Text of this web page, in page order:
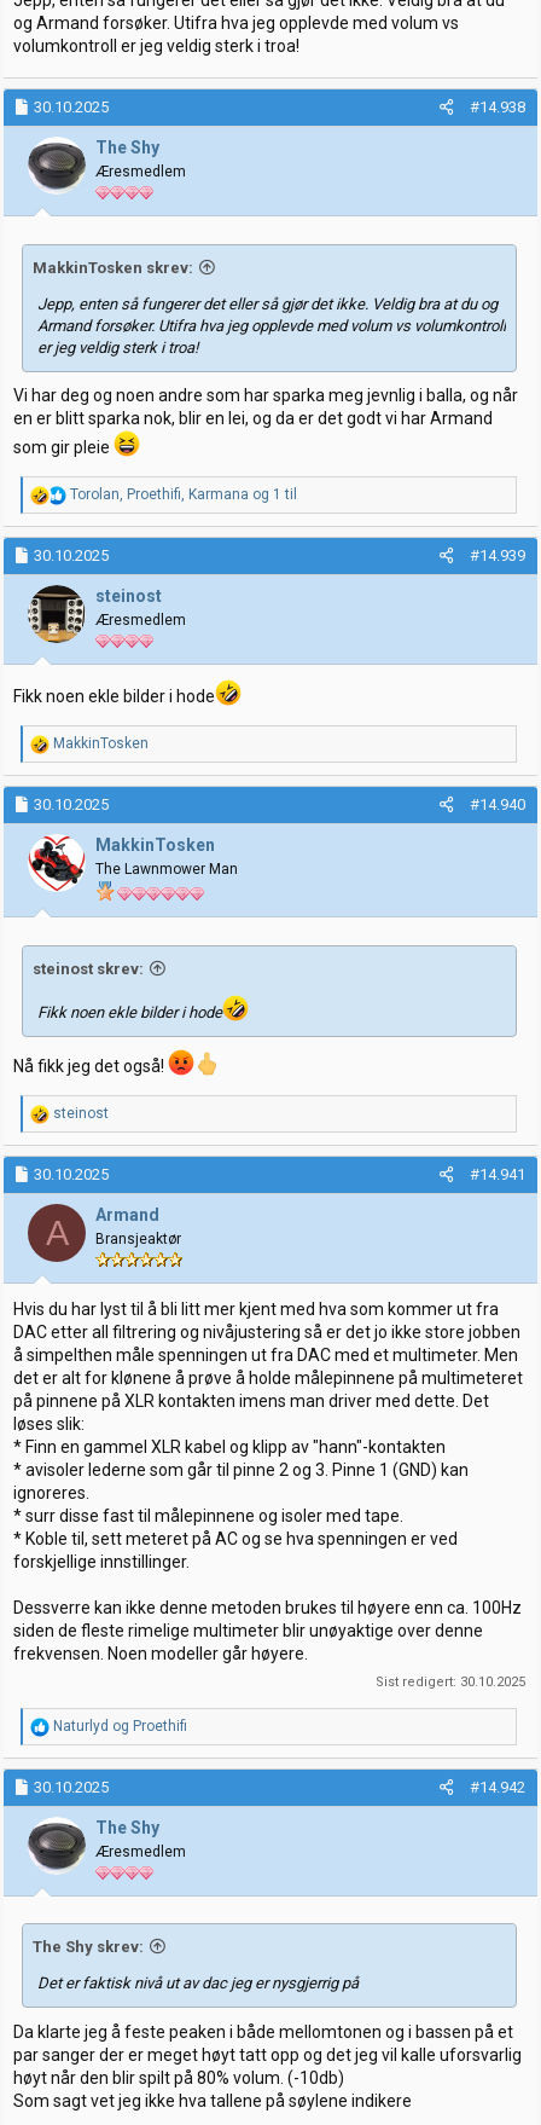
og Armand forsøker. Utifra hva jeg opplevde med volum vs
volumkontroll er jeg veldig sterk i troa!
30.10.2025 #14.938
The Shy
Æresmedlem
MakkinTosken skrev:
Jepp, enten så fungerer det eller så gjør det ikke. Veldig bra at du og
Armand forsøker. Utifra hva jeg opplevde med volum vs volumkontroll
er jeg veldig sterk i troa!
Vi har deg og noen andre som har sparka meg jevnlig i balla, og når
en er blitt sparka nok, blir en lei, og da er det godt vi har Armand
som gir pleie
R
e
a
k
s
j
o
n
r
Torolan, Proethifi, Karmana og 1 til
30.10.2025 #14.939
steinost
Æresmedlem
Fikk noen ekle bilder i hode
R
e
a
k
s
j
o
n
e
r
MakkinTosken
30.10.2025 #14.940
MakkinTosken
The Lawnmower Man
steinost skrev:
Fikk noen ekle bilder i hode
Nå fikk jeg det også!
R
e
a
k
s
j
o
e
r
:
steinost
30.10.2025 #14.941
A Armand
Bransjeaktør
Hvis du har lyst til å bli litt mer kjent med hva som kommer ut fra
DAC etter all filtrering og nivåjustering så er det jo ikke store jobben
å simpelthen måle spenningen ut fra DAC med et multimeter. Men
det er alt for klønene å prøve å holde målepinnene på multimeteret
på pinnene på XLR kontakten imens man driver med dette. Det
løses slik:
* Finn en gammel XLR kabel og klipp av "hann"-kontakten
* avisoler lederne som går til pinne 2 og 3. Pinne 1 (GND) kan
ignoreres.
* surr disse fast til målepinnene og isoler med tape.
* Koble til, sett meteret på AC og se hva spenningen er ved
forskjellige innstillinger.
Dessverre kan ikke denne metoden brukes til høyere enn ca. 100Hz
siden de fleste rimelige multimeter blir unøyaktige over denne
frekvensen. Noen modeller går høyere.
Sist redigert: 30.10.2025
R
e
a
k
j
o
n
e
r
Naturlyd og Proethifi
30.10.2025 #14.942
The Shy
Æresmedlem
The Shy skrev:
Det er faktisk nivå ut av dac jeg er nysgjerrig på
Da klarte jeg å feste peaken i både mellomtonen og i bassen på et
par sanger der er meget høyt tatt opp og det jeg vil kalle uforsvarlig
høyt når den blir spilt på 80% volum. (-10db)
Som sagt vet jeg ikke hva tallene på søylene indikere